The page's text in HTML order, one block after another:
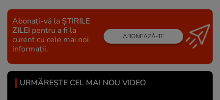
Abonați-vă la ȘTIRILE
ZILEI pentru a fi la
curent cu cele mai noi
informații.
ABONEAZĂ-TE
URMĂREȘTE CEL MAI NOU VIDEO